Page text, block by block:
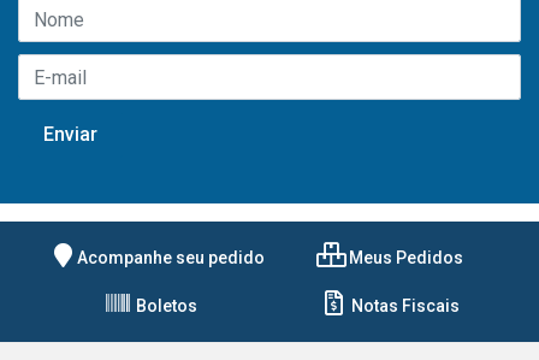
Acompanhe seu pedido Meus Pedidos
Boletos Notas Fiscais